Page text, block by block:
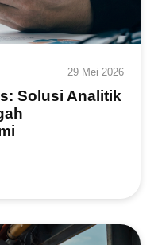
29 Mei 2026
Solusi Analitik